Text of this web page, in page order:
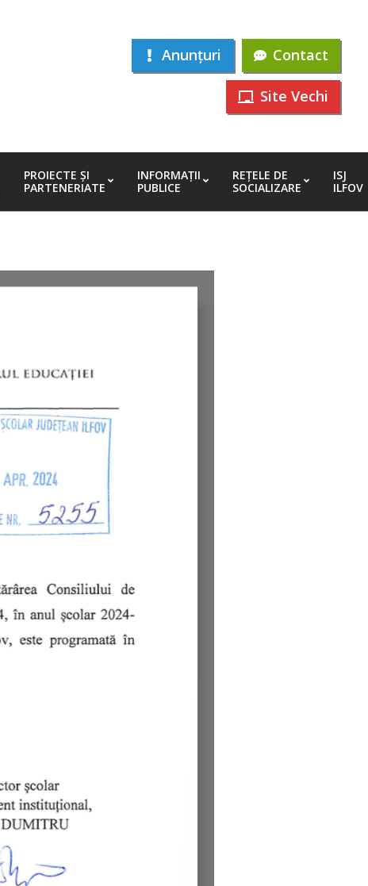
Anunțuri Contact
Site Vechi
PROIECTE ȘI
PARTENERIATE
INFORMAȚII
PUBLICE
REȚELE DE
SOCIALIZARE
ISJ
ILFOV